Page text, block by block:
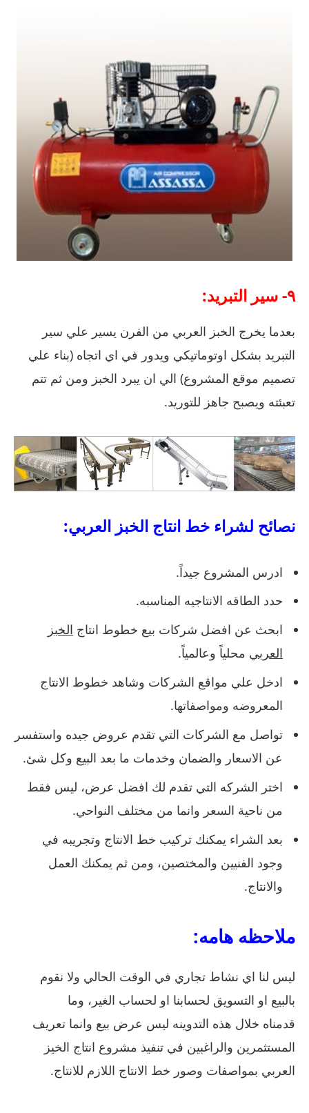
٩- سير التبريد:
بعدما يخرج الخبز العربي من الفرن يسير علي سير
التبريد بشكل اوتوماتيكي ويدور في اي اتجاه (بناء علي
تصميم موقع المشروع) الي ان يبرد الخبز ومن ثم تتم
تعبئته ويصبح جاهز للتوريد.
نصائح لشراء خط انتاج الخبز العربي:
ادرس المشروع جيداً.
حدد الطاقه الانتاجيه المناسبه.
ابحث عن افضل شركات بيع خطوط انتاج الخبز
العربي محلياً وعالمياً.
ادخل علي مواقع الشركات وشاهد خطوط الانتاج
المعروضه ومواصفاتها.
تواصل مع الشركات التي تقدم عروض جيده واستفسر
عن الاسعار والضمان وخدمات ما بعد البيع وكل شئ.
اختر الشركه التي تقدم لك افضل عرض، ليس فقط
من ناحية السعر وانما من مختلف النواحي.
بعد الشراء يمكنك تركيب خط الانتاج وتجريبه في
وجود الفنيين والمختصين، ومن ثم يمكنك العمل
والانتاج.
ملاحظه هامه:
ليس لنا اي نشاط تجاري في الوقت الحالي ولا نقوم
بالبيع او التسويق لحسابنا او لحساب الغير، وما
قدمناه خلال هذه التدوينه ليس عرض بيع وانما تعريف
المستثمرين والراغبين في تنفيذ مشروع انتاج الخيز
العربي بمواصفات وصور خط الانتاج اللازم للانتاج.